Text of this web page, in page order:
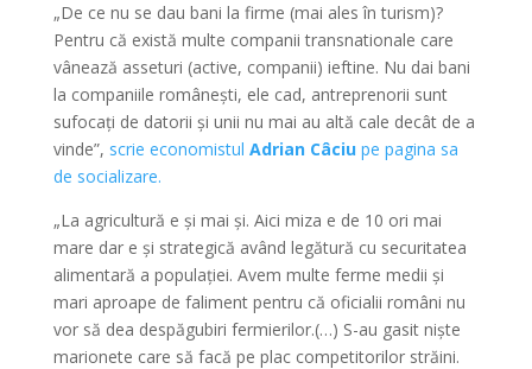
„De ce nu se dau bani la firme (mai ales în turism)?
Pentru că există multe companii transnationale care
vânează asseturi (active, companii) ieftine. Nu dai bani
la companiile românești, ele cad, antreprenorii sunt
sufocați de datorii și unii nu mai au altă cale decât de a
vinde”, scrie economistul Adrian Câciupe pagina sa
de socializare.
„La agricultură e și mai și. Aici miza e de 10 ori mai
mare dar e și strategică având legătură cu securitatea
alimentară a populației. Avem multe ferme medii și
mari aproape de faliment pentru că oficialii români nu
vor să dea despăgubiri fermierilor.(…) S-au gasit niște
marionete care să facă pe plac competitorilor străini.